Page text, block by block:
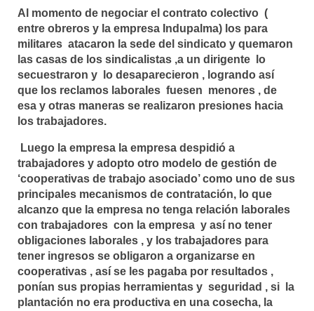
Al momento de negociar el contrato colectivo (
entre obreros y la empresa Indupalma) los para
militares atacaron la sede del sindicato y quemaron
las casas de los sindicalistas ,a un dirigente lo
secuestraron y lo desaparecieron , logrando así
que los reclamos laborales fuesen menores , de
esa y otras maneras se realizaron presiones hacia
los trabajadores.
Luego la empresa la empresa despidió a
trabajadores y adopto otro modelo de gestión de
‘cooperativas de trabajo asociado’ como uno de sus
principales mecanismos de contratación, lo que
alcanzo que la empresa no tenga relación laborales
con trabajadores con la empresa y así no tener
obligaciones laborales , y los trabajadores para
tener ingresos se obligaron a organizarse en
cooperativas , así se les pagaba por resultados ,
ponían sus propias herramientas y seguridad , si la
plantación no era productiva en una cosecha, la